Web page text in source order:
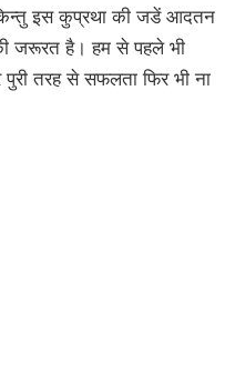
इस कुप्रथा की जडें आदतन
जरूरत है। हम से पहले भी
तरह से सफलता फिर भी ना